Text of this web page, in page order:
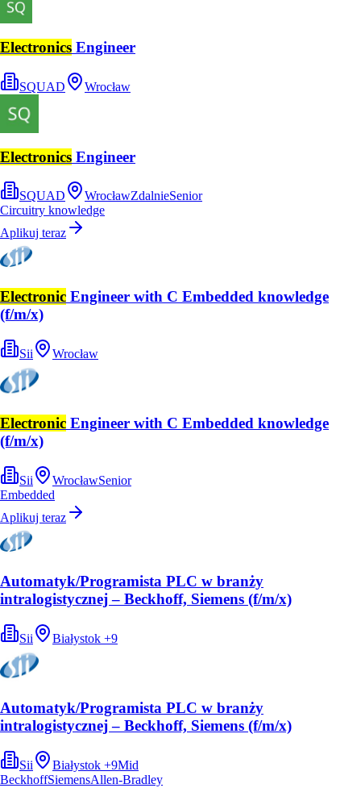
Electronics Engineer
SQUAD Wrocław
Electronics Engineer
SQUAD WrocławZdalnieSenior
Circuitry knowledge
Aplikuj teraz
Electronic Engineer with C Embedded knowledge
(f/m/x)
Sii Wrocław
Electronic Engineer with C Embedded knowledge
(f/m/x)
Sii WrocławSenior
Embedded
Aplikuj teraz
Automatyk/Programista PLC w branży
intralogistycznej – Beckhoff, Siemens (f/m/x)
Sii Białystok +9
Automatyk/Programista PLC w branży
intralogistycznej – Beckhoff, Siemens (f/m/x)
Sii Białystok +9Mid
BeckhoffSiemensAllen-Bradley